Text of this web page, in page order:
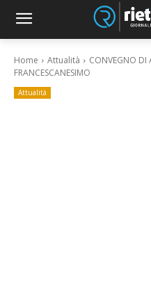
Home Attualità
CONVEGNO DI
FRANCESCANESIMO
Attualità